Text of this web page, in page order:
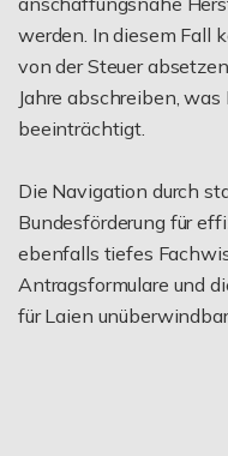
werden. In diesem Fall
von der Steuer
Jahre abschreiben,
beeinträchtigt.
Die Navigation durch
Bundesförderung für
ebenfalls tiefes
Antragsformulare und
für Laien